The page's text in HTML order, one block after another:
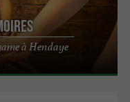
à Hendaye